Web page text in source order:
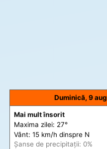
Duminică, 9
Mai mult însorit
Maxima zilei: 27°
Vânt: 15 km/h dinspre N
Șanse de precipitații: 0%